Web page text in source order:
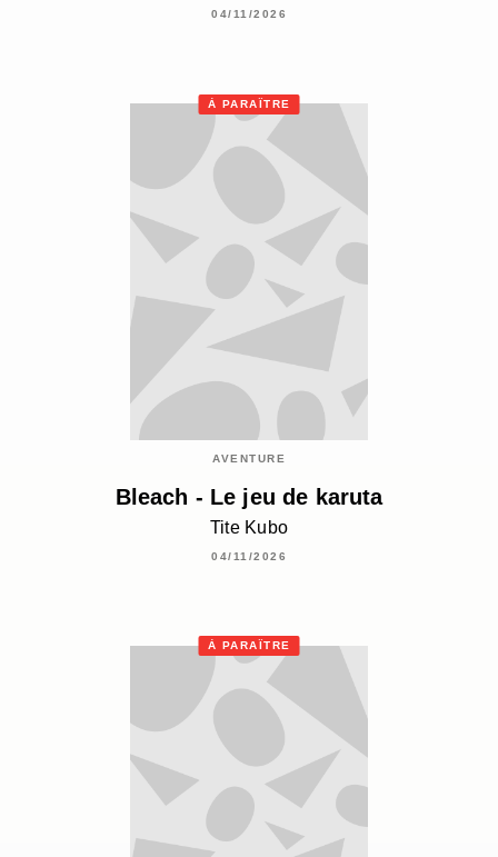
04/11/2026
À PARAÎTRE
AVENTURE
Bleach - Le jeu de karuta
Tite Kubo
04/11/2026
À PARAÎTRE